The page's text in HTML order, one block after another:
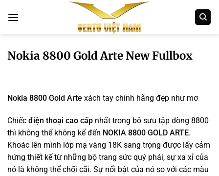
qua
Nokia 8800 Gold Arte New Fullbox
Nokia 8800 Gold Arte xách tay chính hãng đẹp như mơ
Chiếc điện thoại cao cấp nhất trong bộ sưu tập dòng 8800
thì không thể không kể đến NOKIA 8800 GOLD ARTE.
Khoác lên mình lớp mạ vàng 18K sang trọng được lấy cảm
hứng thiết kế từ những bộ trang sức quý phái, sự xa xỉ của
nó là không thể chối cãi. Sự nổi bật của nó so với các màu